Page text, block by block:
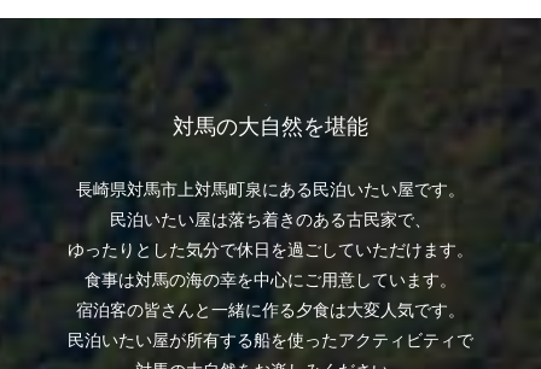
対馬の大自然を堪能
長崎県対馬市上対馬町泉にある民泊いたい屋です。
民泊いたい屋は落ち着きのある古民家で、
ゆったりとした気分で休日を過ごしていただけます。
食事は対馬の海の幸を中心にご用意しています。
宿泊客の皆さんと一緒に作る夕食は大変人気です。
民泊いたい屋が所有する船を使ったアクティビティで